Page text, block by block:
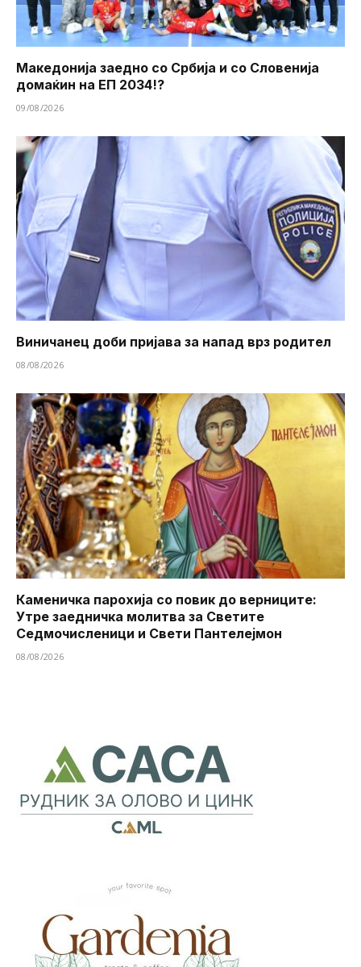
Македонија заедно со Србија и со Словенија
домаќин на ЕП 2034!?
09/08/2026
Виничанец доби пријава за напад врз родител
08/08/2026
Каменичка парохија со повик до верниците:
Утре заедничка молитва за Светите
Седмочисленици и Свети Пантелејмон
08/08/2026